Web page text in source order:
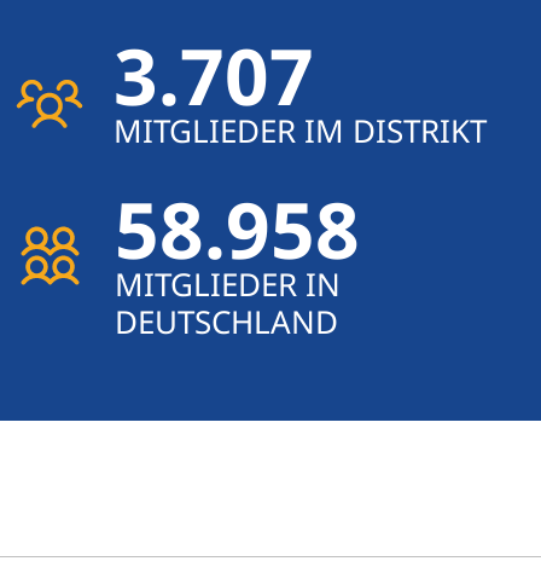
3.707
MITGLIEDER IM DISTRIKT
58.958
MITGLIEDER IN
DEUTSCHLAND